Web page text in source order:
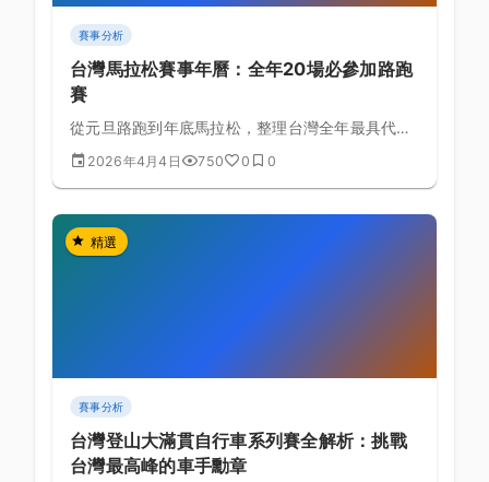
賽事分析
台灣馬拉松賽事年曆：全年20場必參加路跑
賽
從元旦路跑到年底馬拉松，整理台灣全年最具代表
性的20場路跑賽事，涵蓋賽道難度、報名資訊與選
手適合度完整分析。
2026年4月4日 750 0 0
精選
賽事分析
台灣登山大滿貫自行車系列賽全解析：挑戰
台灣最高峰的車手勳章